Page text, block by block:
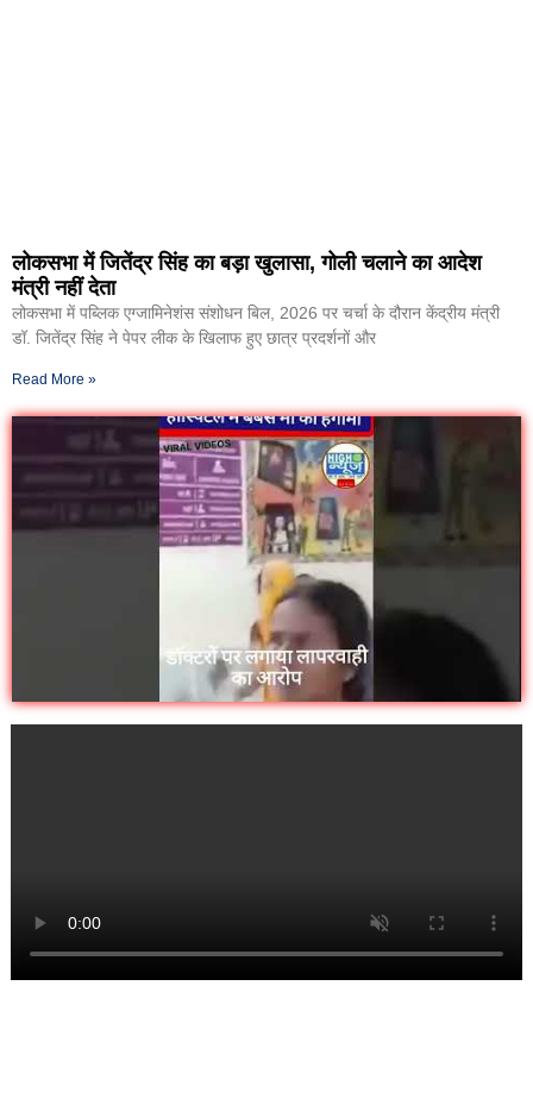
लोकसभा में जितेंद्र सिंह का बड़ा खुलासा, गोली चलाने का आदेश
मंत्री नहीं देता
लोकसभा में पब्लिक एग्जामिनेशंस संशोधन बिल, 2026 पर चर्चा के दौरान केंद्रीय मंत्री
डॉ. जितेंद्र सिंह ने पेपर लीक के खिलाफ हुए छात्र प्रदर्शनों और
Read More »